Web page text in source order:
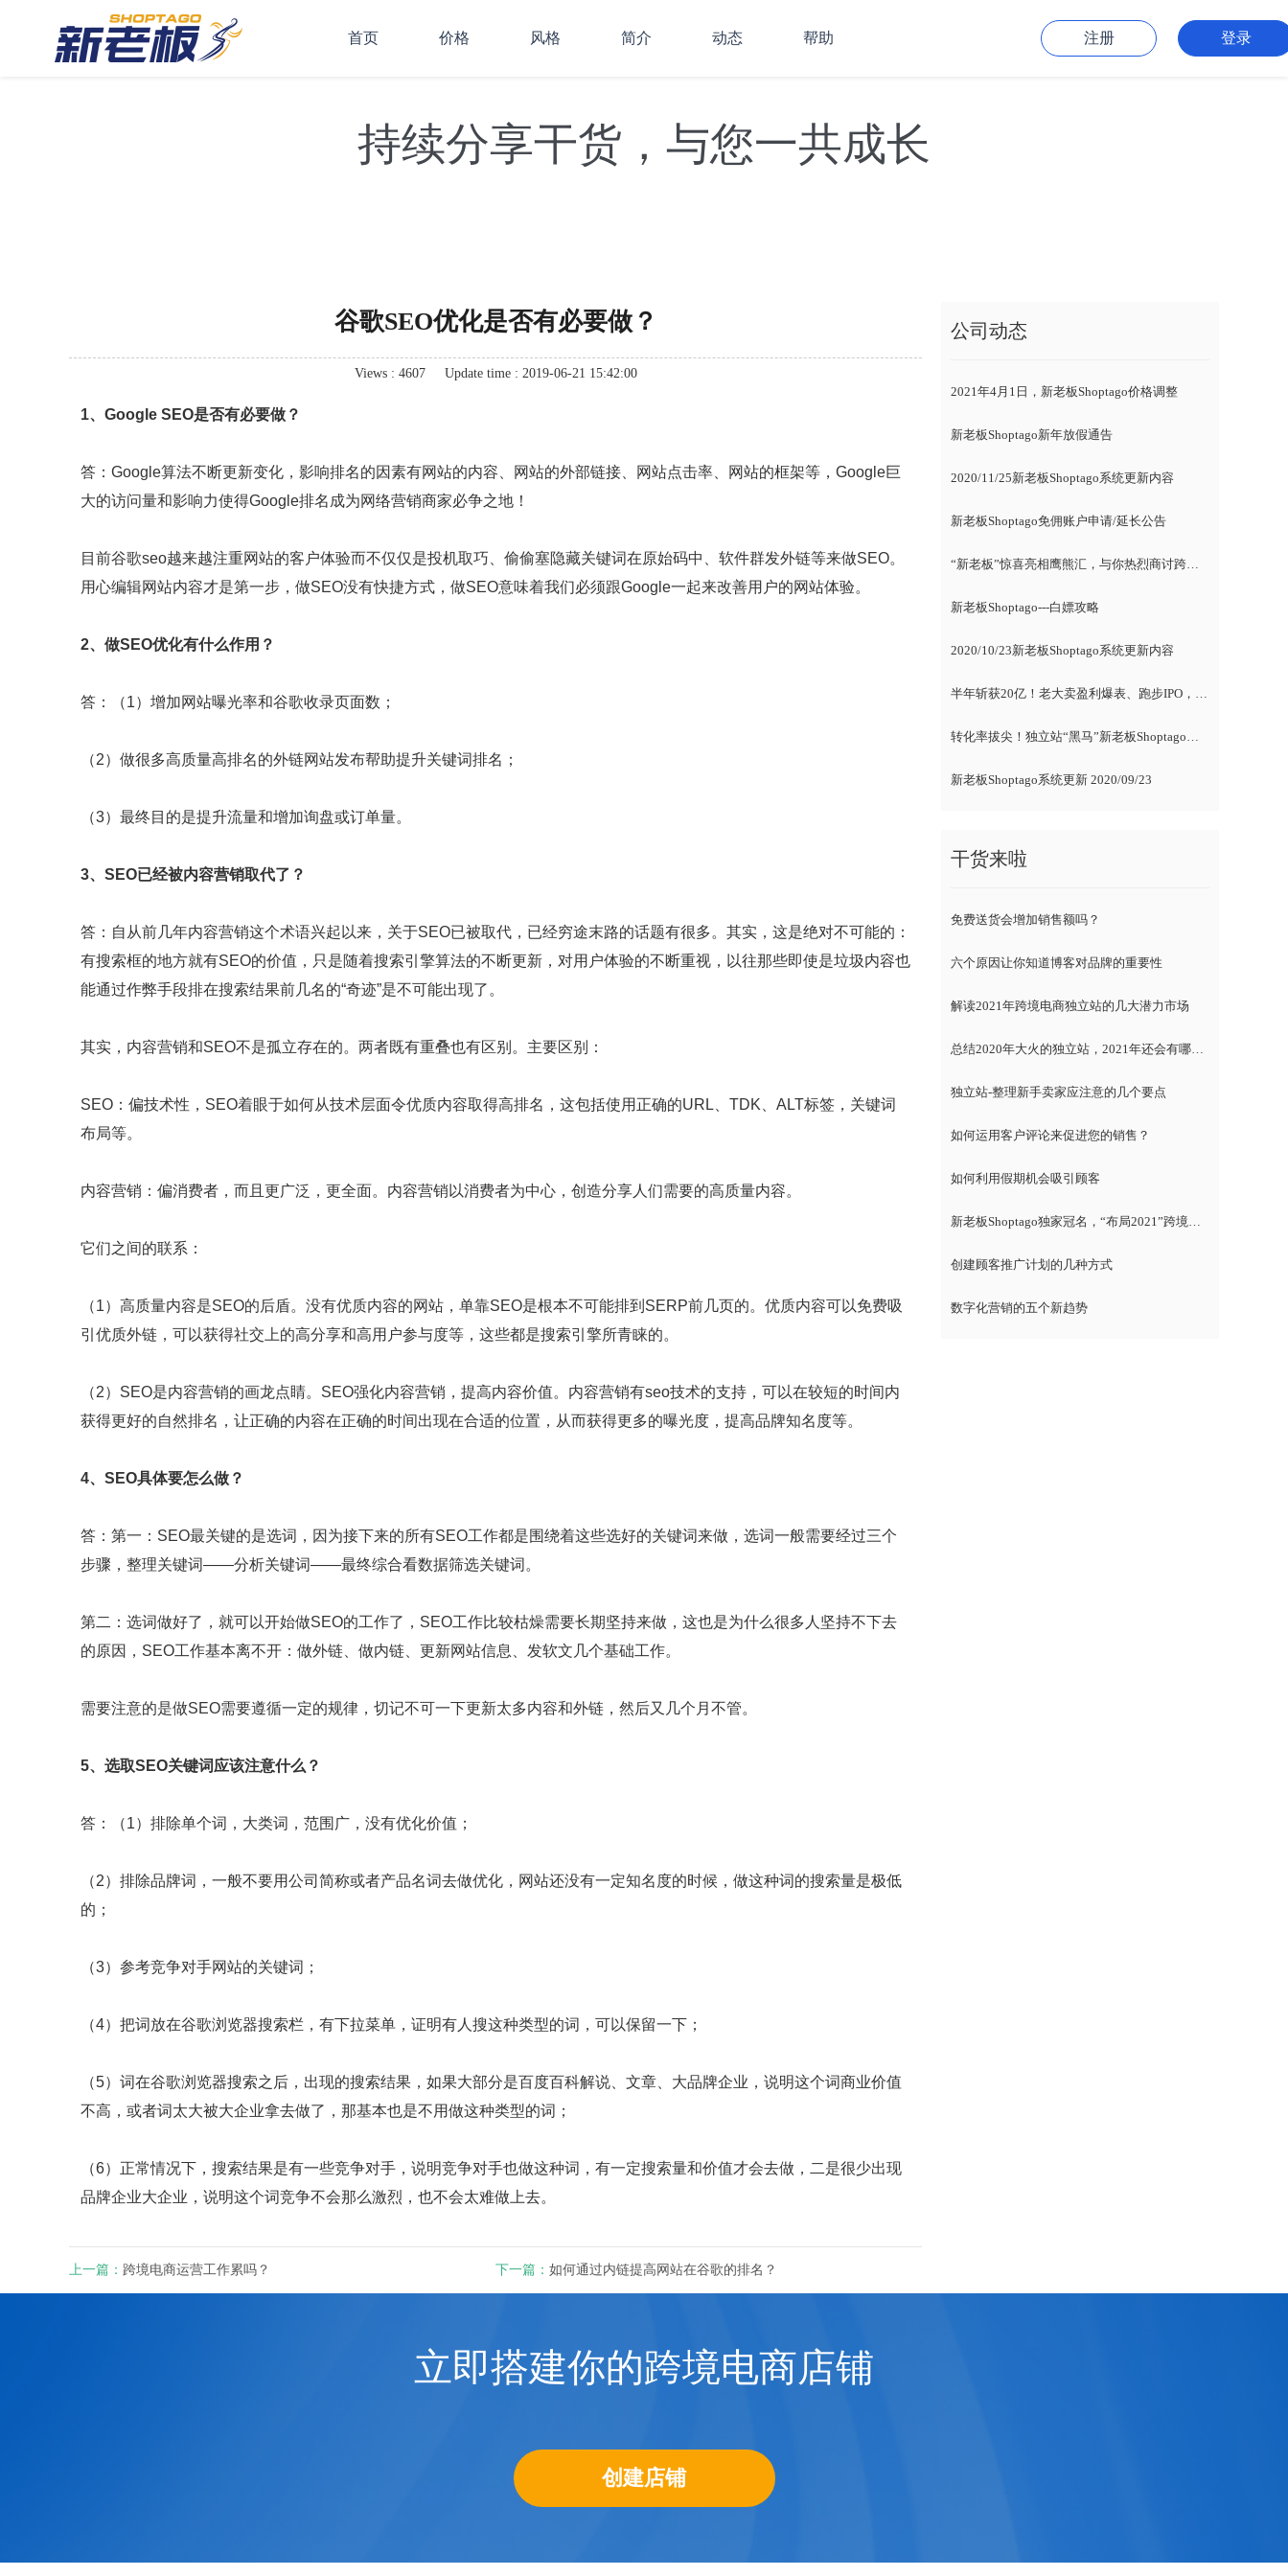
首页 价格 风格 简介 动态 帮助 注册 登录
持续分享干货，与您一共成长
谷歌SEO优化是否有必要做？
Views : 4607 Update time : 2019-06-21 15:42:00
1、Google SEO是否有必要做？
答：Google算法不断更新变化，影响排名的因素有网站的内容、网站的外部链接、网站点击率、网站的框架等，Google巨
大的访问量和影响力使得Google排名成为网络营销商家必争之地！
目前谷歌seo越来越注重网站的客户体验而不仅仅是投机取巧、偷偷塞隐藏关键词在原始码中、软件群发外链等来做SEO。
用心编辑网站内容才是第一步，做SEO没有快捷方式，做SEO意味着我们必须跟Google一起来改善用户的网站体验。
2、做SEO优化有什么作用？
答：（1）增加网站曝光率和谷歌收录页面数；
（2）做很多高质量高排名的外链网站发布帮助提升关键词排名；
（3）最终目的是提升流量和增加询盘或订单量。
3、SEO已经被内容营销取代了？
答：自从前几年内容营销这个术语兴起以来，关于SEO已被取代，已经穷途末路的话题有很多。其实，这是绝对不可能的：
有搜索框的地方就有SEO的价值，只是随着搜索引擎算法的不断更新，对用户体验的不断重视，以往那些即使是垃圾内容也
能通过作弊手段排在搜索结果前几名的“奇迹”是不可能出现了。
其实，内容营销和SEO不是孤立存在的。两者既有重叠也有区别。主要区别：
SEO：偏技术性，SEO着眼于如何从技术层面令优质内容取得高排名，这包括使用正确的URL、TDK、ALT标签，关键词
布局等。
内容营销：偏消费者，而且更广泛，更全面。内容营销以消费者为中心，创造分享人们需要的高质量内容。
它们之间的联系：
（1）高质量内容是SEO的后盾。没有优质内容的网站，单靠SEO是根本不可能排到SERP前几页的。优质内容可以免费吸
引优质外链，可以获得社交上的高分享和高用户参与度等，这些都是搜索引擎所青睐的。
（2）SEO是内容营销的画龙点睛。SEO强化内容营销，提高内容价值。内容营销有seo技术的支持，可以在较短的时间内
获得更好的自然排名，让正确的内容在正确的时间出现在合适的位置，从而获得更多的曝光度，提高品牌知名度等。
4、SEO具体要怎么做？
答：第一：SEO最关键的是选词，因为接下来的所有SEO工作都是围绕着这些选好的关键词来做，选词一般需要经过三个
步骤，整理关键词——分析关键词——最终综合看数据筛选关键词。
第二：选词做好了，就可以开始做SEO的工作了，SEO工作比较枯燥需要长期坚持来做，这也是为什么很多人坚持不下去
的原因，SEO工作基本离不开：做外链、做内链、更新网站信息、发软文几个基础工作。
需要注意的是做SEO需要遵循一定的规律，切记不可一下更新太多内容和外链，然后又几个月不管。
5、选取SEO关键词应该注意什么？
答：（1）排除单个词，大类词，范围广，没有优化价值；
（2）排除品牌词，一般不要用公司简称或者产品名词去做优化，网站还没有一定知名度的时候，做这种词的搜索量是极低
的；
（3）参考竞争对手网站的关键词；
（4）把词放在谷歌浏览器搜索栏，有下拉菜单，证明有人搜这种类型的词，可以保留一下；
（5）词在谷歌浏览器搜索之后，出现的搜索结果，如果大部分是百度百科解说、文章、大品牌企业，说明这个词商业价值
不高，或者词太大被大企业拿去做了，那基本也是不用做这种类型的词；
（6）正常情况下，搜索结果是有一些竞争对手，说明竞争对手也做这种词，有一定搜索量和价值才会去做，二是很少出现
品牌企业大企业，说明这个词竞争不会那么激烈，也不会太难做上去。
上一篇： 跨境电商运营工作累吗？ 下一篇： 如何通过内链提高网站在谷歌的排名？
公司动态
2021年4月1日，新老板Shoptago价格调整
新老板Shoptago新年放假通告
2020/11/25新老板Shoptago系统更新内容
新老板Shoptago免佣账户申请/延长公告
“新老板”惊喜亮相鹰熊汇，与你热烈商讨跨境电商
新老板Shoptago---白嫖攻略
2020/10/23新老板Shoptago系统更新内容
半年斩获20亿！老大卖盈利爆表、跑步IPO，新卖家紧随风向标
转化率拔尖！独立站“黑马”新老板Shoptago腾空出世，各路大咖自述爆单经
新老板Shoptago系统更新 2020/09/23
干货来啦
免费送货会增加销售额吗？
六个原因让你知道博客对品牌的重要性
解读2021年跨境电商独立站的几大潜力市场
总结2020年大火的独立站，2021年还会有哪些趋势？
独立站-整理新手卖家应注意的几个要点
如何运用客户评论来促进您的销售？
如何利用假期机会吸引顾客
新老板Shoptago独家冠名，“布局2021”跨境电商独立站千人峰会
创建顾客推广计划的几种方式
数字化营销的五个新趋势
立即搭建你的跨境电商店铺
创建店铺